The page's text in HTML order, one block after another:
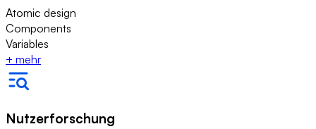
Atomic design
Components
Variables
+ mehr
Nutzerforschung